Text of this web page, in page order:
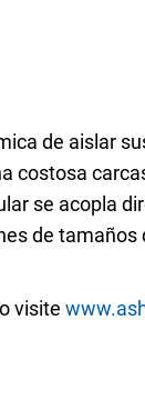
el número
de aislar
costosa
se acopla
de
visite